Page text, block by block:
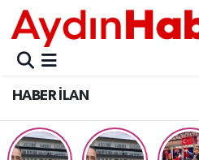
HABER İLAN
GÜNCEL
POLİTİKA
BELEDİYELER
Aydın Nöbetçi Eczaneler
Aydın Hava Durumu
Aydin Namaz Vakitleri